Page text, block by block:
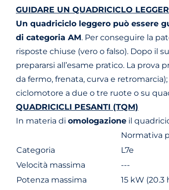
GUIDARE UN QUADRICICLO
Un quadriciclo leggero può essere
di categoria AM. Per conseguire la
risposte chiuse (vero o falso). Dopo il
prepararsi all’esame pratico. La
da fermo, frenata, curva e
ciclomotore a due o tre ruote o su
QUADRICICLI PESANTI (TQM)
In materia di omologazione il
Normativa
Categoria
L7e
Velocità massima
---
Potenza massima
15 kW (20.3